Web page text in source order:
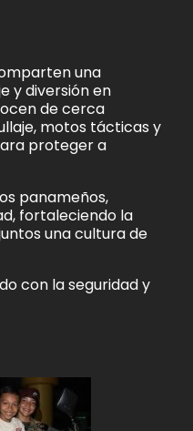
una
y diversión en
de cerca
motos tácticas y
proteger a
panameños,
fortaleciendo la
una cultura de
con la seguridad y